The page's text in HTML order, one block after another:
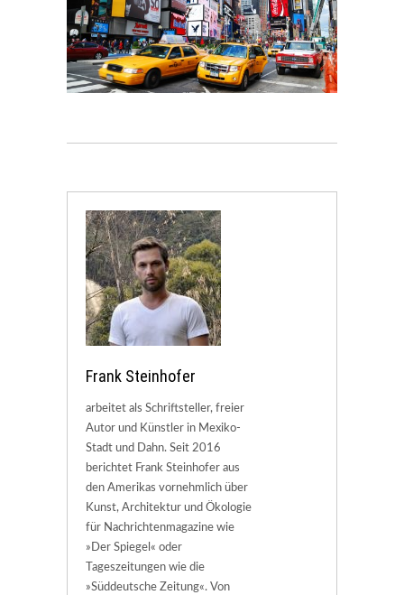
Frank Steinhofer
arbeitet als Schriftsteller, freier
Autor und Künstler in Mexiko-
Stadt und Dahn. Seit 2016
berichtet Frank Steinhofer aus
den Amerikas vornehmlich über
Kunst, Architektur und Ökologie
für Nachrichtenmagazine wie
»Der Spiegel« oder
Tageszeitungen wie die
»Süddeutsche Zeitung«. Von